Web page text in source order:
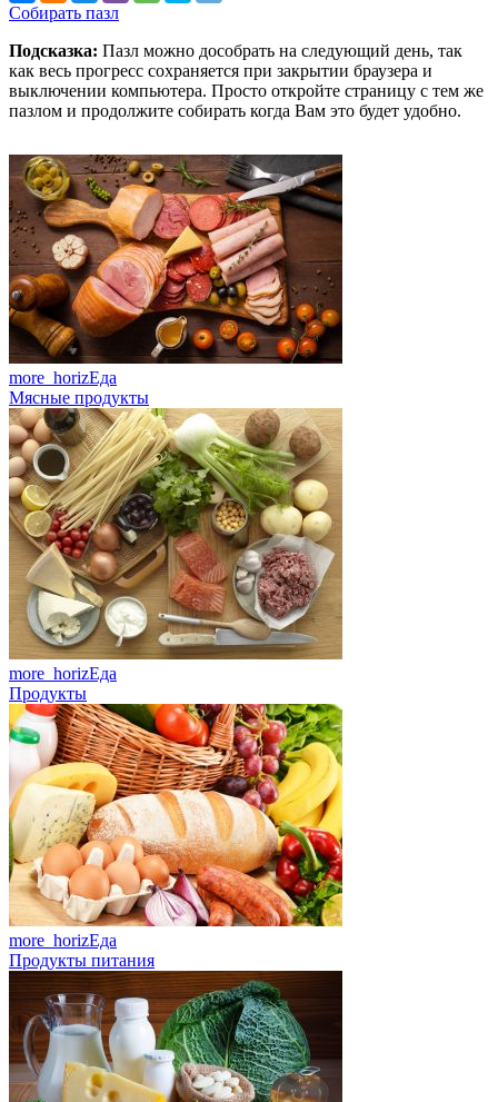
Собирать пазл
Подсказка: Пазл можно дособрать на следующий день, так
как весь прогресс сохраняется при закрытии браузера и
выключении компьютера. Просто откройте страницу с тем же
пазлом и продолжите собирать когда Вам это будет удобно.
more_horizЕда
Мясные продукты
more_horizЕда
Продукты
more_horizЕда
Продукты питания